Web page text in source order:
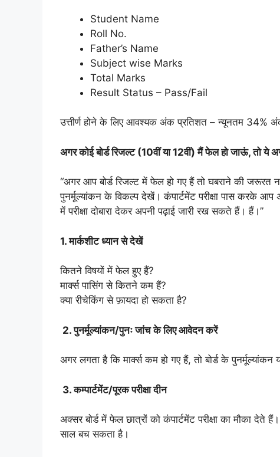
Student Name
Roll No.
Father’s Name
Subject wise Marks
Total Marks
Result Status – Pass/Fail
उत्तीर्ण होने के लिए आवश्यक अंक प्रतिशत – न्यूनतम 34%
अगर कोई बोर्ड रिजल्ट (10वीं या 12वीं) मैं फेल हो जाऊं, तो
“अगर आप बोर्ड रिजल्ट में फेल हो गए हैं तो घबराने की जरूरत
पुनर्मूल्यांकन के विकल्प देखें। कंपार्टमेंट परीक्षा पास करके
में परीक्षा दोबारा देकर अपनी पढ़ाई जारी रख सकते हैं। हैं।”
1. मार्कशीट ध्यान से देखें
कितने विषयों में फेल हुए हैं?
मार्क्स पासिंग से कितने कम हैं?
क्या रीचेकिंग से फ़ायदा हो सकता है?
2. पुनर्मूल्यांकन/पुनः जांच के लिए आवेदन करें
अगर लगता है कि मार्क्स कम हो गए हैं, तो बोर्ड के
3. कम्पार्टमेंट/पूरक परीक्षा दीन
अक्सर बोर्ड में फेल छात्रों को कंपार्टमेंट परीक्षा का मौका देते
साल बच सकता है।